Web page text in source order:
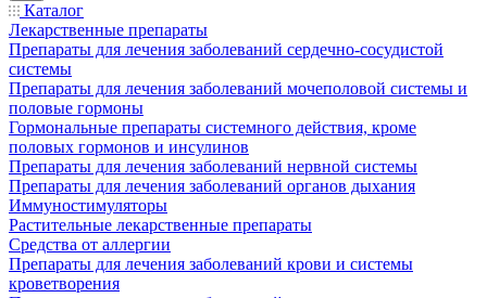
Каталог
Лекарственные препараты
Препараты для лечения заболеваний сердечно-сосудистой
системы
Препараты для лечения заболеваний мочеполовой системы и
половые гормоны
Гормональные препараты системного действия, кроме
половых гормонов и инсулинов
Препараты для лечения заболеваний нервной системы
Препараты для лечения заболеваний органов дыхания
Иммуностимуляторы
Растительные лекарственные препараты
Средства от аллергии
Препараты для лечения заболеваний крови и системы
кроветворения